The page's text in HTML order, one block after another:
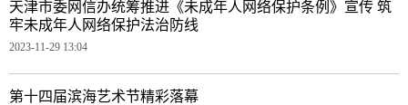
天津市委网信办统筹推进《未成年人网络保护条例》宣传 筑
牢未成年人网络保护法治防线
2023-11-29 13:04
第十四届滨海艺术节精彩落幕